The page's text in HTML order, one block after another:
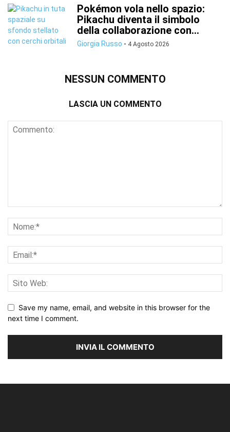
Pokémon vola nello spazio:
Pikachu diventa il simbolo
della collaborazione con...
Giorgia Russo - 4 Agosto 2026
NESSUN COMMENTO
LASCIA UN COMMENTO
Save my name, email, and website in this browser for the
next time I comment.